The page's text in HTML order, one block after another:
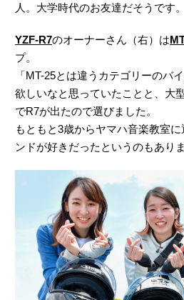
人。大学時代のお友達だそうです。
YZF-R7のオーナーさん（右）は
プ。
「MT-25とは違うカテゴリーのバ
欲しいなと思っていたことと、大
でR7が出たので選びました。
もともと3歳からヤマハ音楽教室
ンドが好きだったというのもありま